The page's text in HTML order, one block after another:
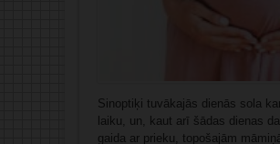
Sinoptiķi tuvākajās dienās sola
laiku, un, kaut arī šādas dienas
gaida ar prieku, topošajām